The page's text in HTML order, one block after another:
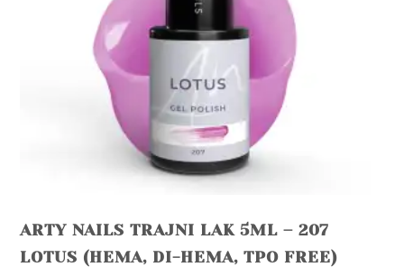
ARTY NAILS TRAJNI LAK 5ML – 207
LOTUS (HEMA, DI-HEMA, TPO FREE)